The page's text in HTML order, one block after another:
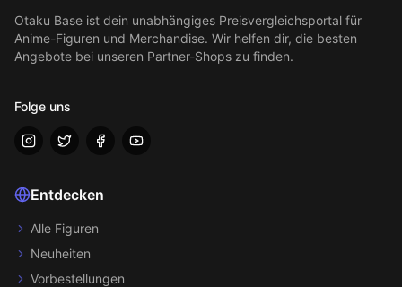
Otaku Base ist dein unabhängiges Preisvergleichsportal für
Anime-Figuren und Merchandise. Wir helfen dir, die besten
Angebote bei unseren Partner-Shops zu finden.
Folge uns
Entdecken
Alle Figuren
Neuheiten
Vorbestellungen